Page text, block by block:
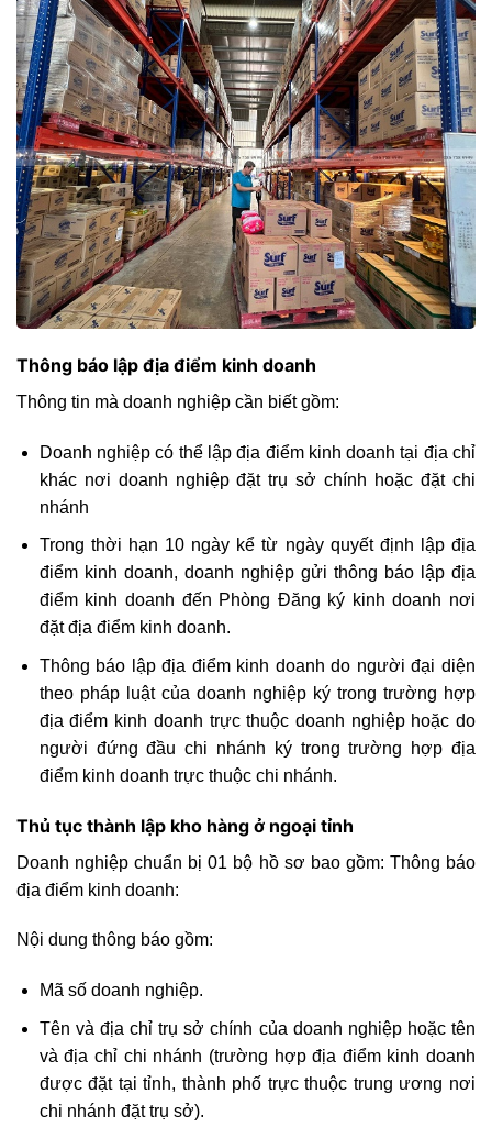
Thông báo lập địa điểm kinh doanh
Thông tin mà doanh nghiệp cần biết gồm:
Doanh nghiệp có thể lập địa điểm kinh doanh tại địa chỉ
khác nơi doanh nghiệp đặt trụ sở chính hoặc đặt chi
nhánh
Trong thời hạn 10 ngày kể từ ngày quyết định lập địa
điểm kinh doanh, doanh nghiệp gửi thông báo lập địa
điểm kinh doanh đến Phòng Đăng ký kinh doanh nơi
đặt địa điểm kinh doanh.
Thông báo lập địa điểm kinh doanh do người đại diện
theo pháp luật của doanh nghiệp ký trong trường hợp
địa điểm kinh doanh trực thuộc doanh nghiệp hoặc do
người đứng đầu chi nhánh ký trong trường hợp địa
điểm kinh doanh trực thuộc chi nhánh.
Thủ tục thành lập kho hàng ở ngoại tỉnh
Doanh nghiệp chuẩn bị 01 bộ hồ sơ bao gồm: Thông báo
địa điểm kinh doanh:
Nội dung thông báo gồm:
Mã số doanh nghiệp.
Tên và địa chỉ trụ sở chính của doanh nghiệp hoặc tên
và địa chỉ chi nhánh (trường hợp địa điểm kinh doanh
được đặt tại tỉnh, thành phố trực thuộc trung ương nơi
chi nhánh đặt trụ sở).